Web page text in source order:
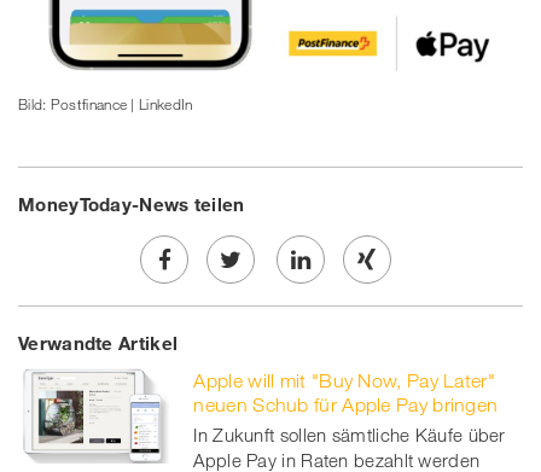
Bild: Postfinance | LinkedIn
MoneyToday-News teilen
Share
on
Facebook
Twe
on
twitt
Share
linkedin
Share
Xing
Verwandte Artikel
Apple will mit "Buy Now, Pay Later"
neuen Schub für Apple Pay bringen
In Zukunft sollen sämtliche Käufe über
Apple Pay in Raten bezahlt werden